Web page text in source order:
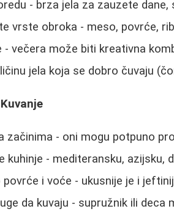
- brza jela za zauzete dane,
vrste obroka - meso, povrće,
večera može biti kreativna
jela koja se dobro čuvaju
začinima - oni mogu potpuno
kuhinje - mediteransku, azijsku,
i voće - ukusnije je i
da kuvaju - supružnik ili deca